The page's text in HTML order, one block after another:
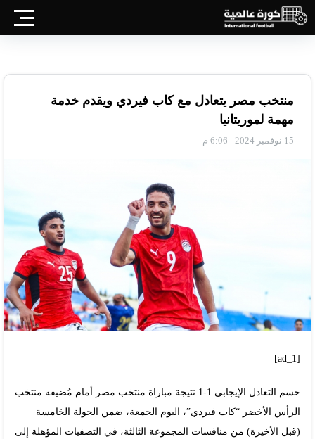
منتخب مصر يتعادل مع كاب فيردي ويقدم خدمة
مهمة لموريتانيا
15 نوفمبر 2024 - 6:06 م
[ad_1]
حسم التعادل الإيجابي 1-1 نتيجة مباراة منتخب مصر أمام مُضيفه منتخب
الرأس الأخضر “كاب فيردي”، اليوم الجمعة، ضمن الجولة الخامسة
(قبل الأخيرة) من منافسات المجموعة الثالثة، في التصفيات المؤهلة إلى